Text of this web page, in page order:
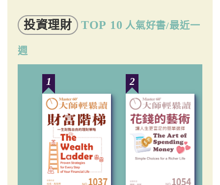
投資理財 TOP 10 人氣好書/最近一
週
1 2